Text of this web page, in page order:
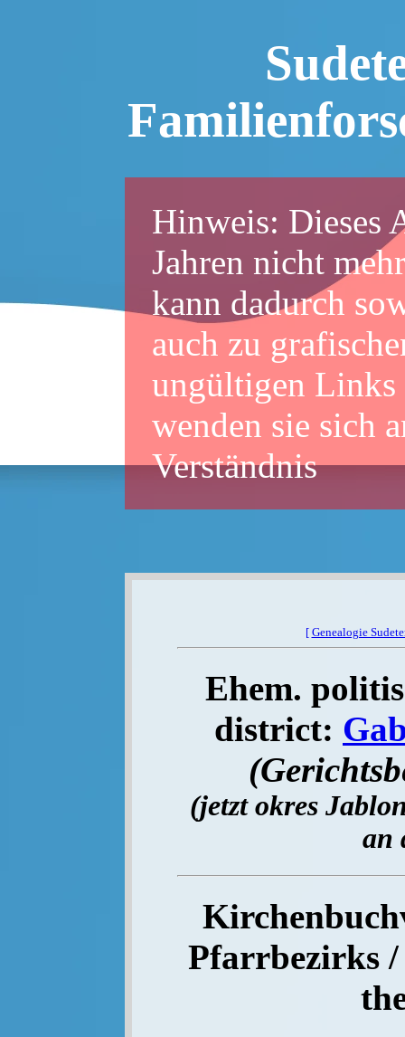
Hinweis: Dieses
Jahren nicht
kann dadurch
auch zu
ungültigen Links
wenden sie sich
Verständnis
[ Genealogie
Ehem.
district:
(jetzt okres
an
Pfarrbezirks